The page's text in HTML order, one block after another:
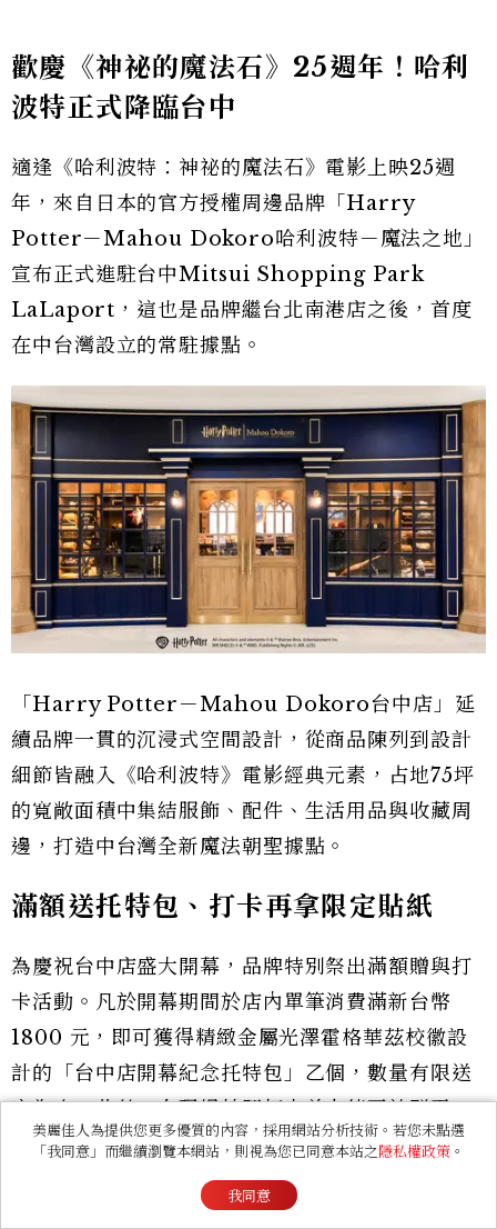
歡慶《神祕的魔法石》25週年！哈利
波特正式降臨台中
適逢《哈利波特：神祕的魔法石》電影上映25週
年，來自日本的官方授權周邊品牌「Harry
Potter－Mahou Dokoro哈利波特－魔法之地」
宣布正式進駐台中Mitsui Shopping Park
LaLaport，這也是品牌繼台北南港店之後，首度
在中台灣設立的常駐據點。
「Harry Potter－Mahou Dokoro台中店」延
續品牌一貫的沉浸式空間設計，從商品陳列到設計
細節皆融入《哈利波特》電影經典元素，占地75坪
的寬敞面積中集結服飾、配件、生活用品與收藏周
邊，打造中台灣全新魔法朝聖據點。
滿額送托特包、打卡再拿限定貼紙
為慶祝台中店盛大開幕，品牌特別祭出滿額贈與打
卡活動。凡於開幕期間於店內單筆消費滿新台幣
1800 元，即可獲得精緻金屬光澤霍格華茲校徽設
計的「台中店開幕紀念托特包」乙個，數量有限送
完為止。此外，在現場拍照打卡並上傳至社群平
台，更可免費領取台中店限定貼紙乙張。
美麗佳人為提供您更多優質的內容，採用網站分析技術。若您未點選
「我同意」而繼續瀏覽本網站，則視為您已同意本站之隱私權政策 。
我同意